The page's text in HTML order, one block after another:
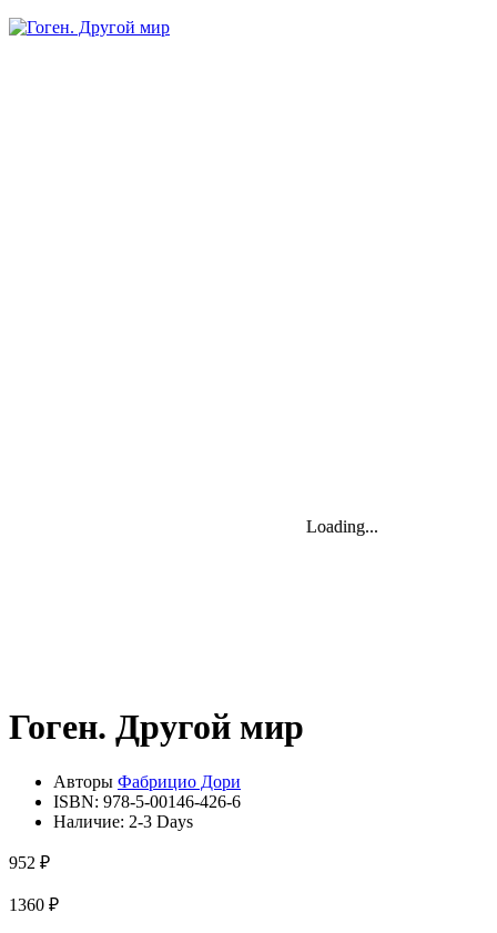
Loading...
Loading...
Loading...
Гоген. Другой мир
Авторы Фабрицио Дори
ISBN: 978-5-00146-426-6
Наличие: 2-3 Days
952 ₽
1360 ₽